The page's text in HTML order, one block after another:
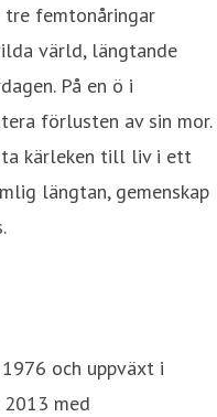
tre femtonåringar
värld, längtande
På en ö i
förlusten av sin mor.
kärleken till liv i ett
längtan, gemenskap
och uppväxt i
med